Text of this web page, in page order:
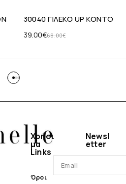
30040 ΓΙΛΕΚΟ UP KONTO
68.00€
39.00€
Χρήσι
μα
Links
Όροι
Newsl
etter